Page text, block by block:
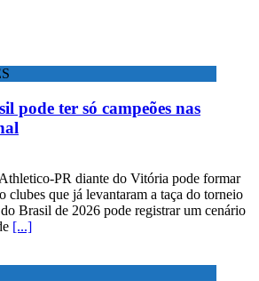
pode ter só campeões nas
PR diante do Vitória pode formar
clubes que já levantaram a taça do torneio
Brasil de 2026 pode registrar um cenário
[...]